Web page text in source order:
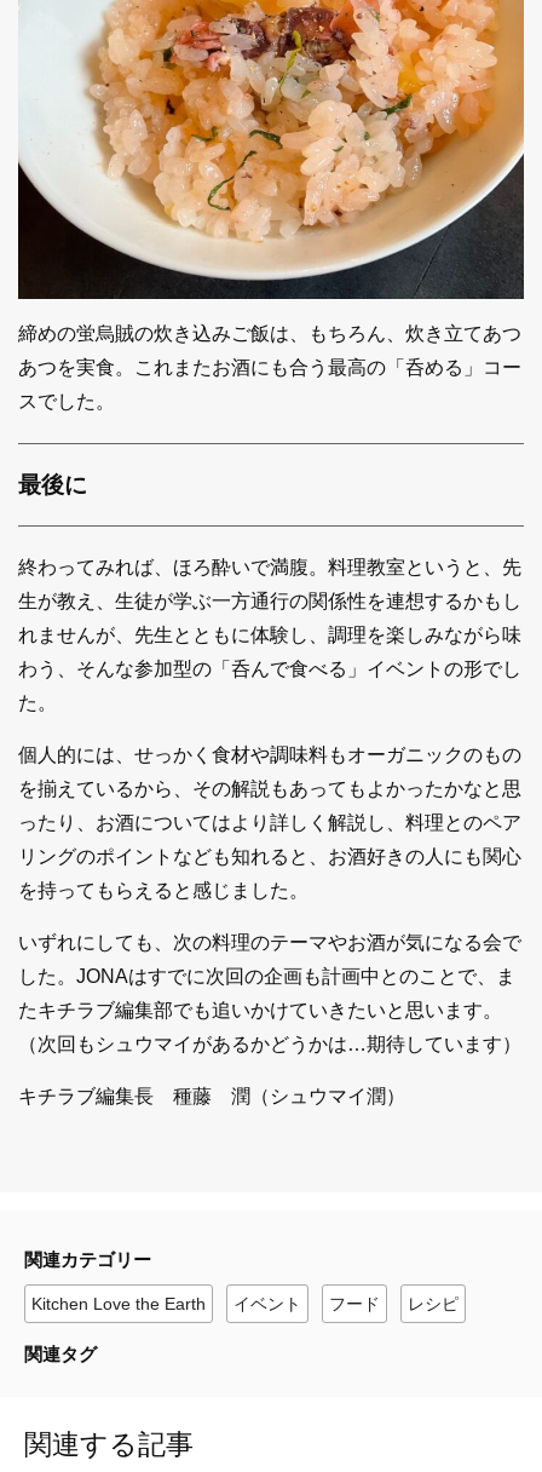
締めの蛍烏賊の炊き込みご飯は、もちろん、炊き立てあつ
あつを実食。これまたお酒にも合う最高の「呑める」コー
スでした。
最後に
終わってみれば、ほろ酔いで満腹。料理教室というと、先
生が教え、生徒が学ぶ一方通行の関係性を連想するかもし
れませんが、先生とともに体験し、調理を楽しみながら味
わう、そんな参加型の「呑んで食べる」イベントの形でし
た。
個人的には、せっかく食材や調味料もオーガニックのもの
を揃えているから、その解説もあってもよかったかなと思
ったり、お酒についてはより詳しく解説し、料理とのペア
リングのポイントなども知れると、お酒好きの人にも関心
を持ってもらえると感じました。
いずれにしても、次の料理のテーマやお酒が気になる会で
した。JONAはすでに次回の企画も計画中とのことで、ま
たキチラブ編集部でも追いかけていきたいと思います。
（次回もシュウマイがあるかどうかは…期待しています）
キチラブ編集長 種藤 潤（シュウマイ潤）
関連カテゴリー
Kitchen Love the Earth イベント フード レシピ
関連タグ
関連する記事